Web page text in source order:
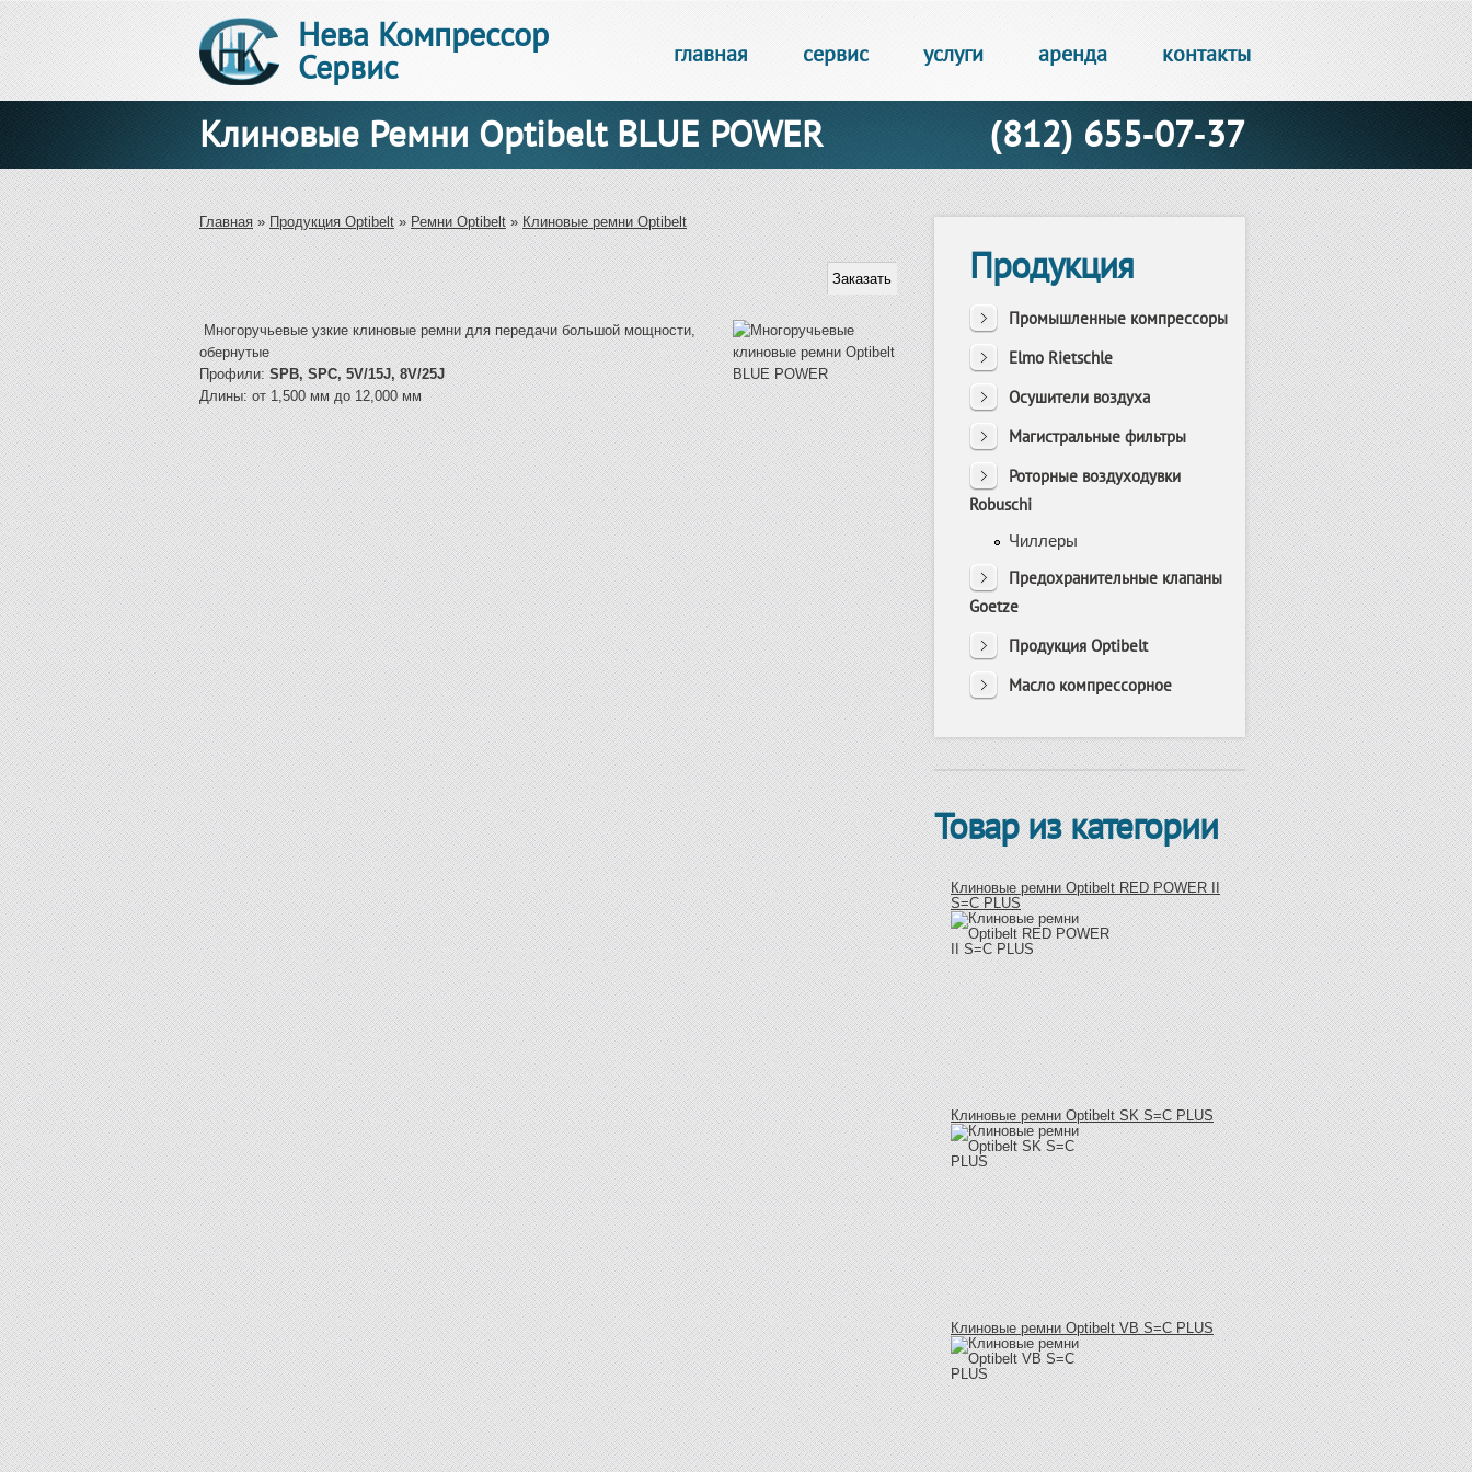
Нева Компрессор
Сервис главная сервис услуги аренда контакты
Клиновые Ремни Optibelt BLUE POWER (812) 655-07-37
Вы здесь
Главная»Продукция Optibelt»Ремни Optibelt»Клиновые ремни Optibelt
Многоручьевые узкие клиновые ремни для передачи большой мощности,
обернутые
Профили:SPB, SPC, 5V/15J, 8V/25J
Длины: от 1,500 мм до 12,000 мм
Продукция
Промышленные компрессоры
Elmo Rietschle
Осушители воздуха
Магистральные фильтры
Роторные воздуходувки
Robuschi
Чиллеры
Предохранительные клапаны
Goetze
Продукция Optibelt
Масло компрессорное
Товар из категории
Клиновые ремни Optibelt RED POWER II
S=C PLUS
Клиновые ремни Optibelt SK S=C PLUS
Клиновые ремни Optibelt VB S=C PLUS